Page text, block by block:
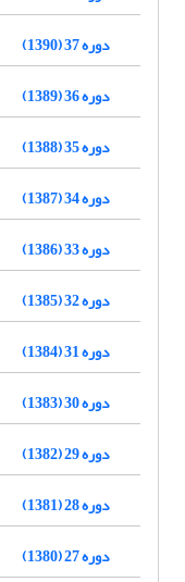
دوره 37 (1390)
دوره 36 (1389)
دوره 35 (1388)
دوره 34 (1387)
دوره 33 (1386)
دوره 32 (1385)
دوره 31 (1384)
دوره 30 (1383)
دوره 29 (1382)
دوره 28 (1381)
دوره 27 (1380)